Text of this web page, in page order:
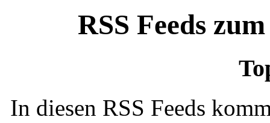
RSS Feeds
In diesen RSS Feeds